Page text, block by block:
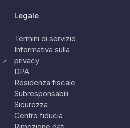
↗
Legale
Termini di servizio
Informativa sulla
privacy
DPA
Residenza fiscale
Subresponsabili
Sicurezza
Centro fiducia
Rimozione dati